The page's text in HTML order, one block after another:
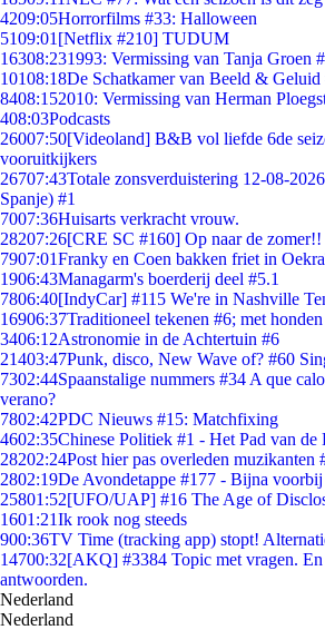
4209:05Horrorfilms #33: Halloween
5109:01 [Netflix #210] TUDUM
16308:231993: Vermissing van Tanja Groen
10108:18De Schatkamer van Beeld & Geluid
8408:152010: Vermissing van Herman
408:03Podcasts
26007:50[Videoland] B&B vol liefde 6de
vooruitkijkers
26707:43Totale zonsverduistering 12-08-
Spanje) #1
7007:36Huisarts verkracht vrouw.
28207:26[CRE SC #160] Op naar de zomer!!
7907:01Franky en Coen bakken friet in
1906:43Managarm's boerderij deel #5.1
7806:40[IndyCar] #115 We're in Nashville
16906:37Traditioneel tekenen #6; met honden
3406:12Astronomie in de Achtertuin #6
21403:47Punk, disco, New Wave of? #60
7302:44Spaanstalige nummers #34 A que
verano?
7802:42PDC Nieuws #15: Matchfixing
4602:35Chinese Politiek #1 - Het Pad van de
28202:24Post hier pas overleden muzikanten
2802:19De Avondetappe #177 - Bijna
25801:52[UFO/UAP] #16 The Age of
1601:21Ik rook nog steeds
900:36TV Time (tracking app) stopt!
14700:32[AKQ] #3384 Topic met vragen. En
antwoorden.
Nederland
Nederland